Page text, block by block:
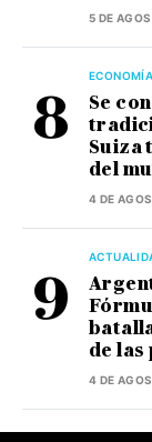
5 DE
ECONOMÍA
Se
Suiza
del
4 DE
de las
4 DE